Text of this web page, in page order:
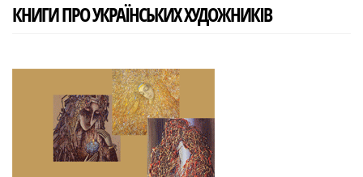
КНИГИ ПРО УКРАЇНСЬКИХ ХУДОЖНИКІВ